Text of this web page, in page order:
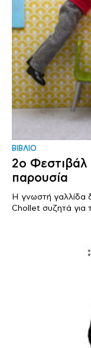
ΒΙΒΛΙΟ
2ο Φεστιβάλ
παρουσία
Η γνωστή γαλλίδα
Chollet συζητά για